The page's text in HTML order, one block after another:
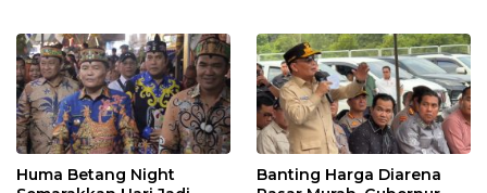
Huma Betang Night
Banting Harga Diarena